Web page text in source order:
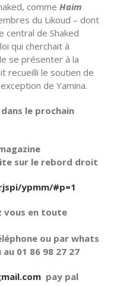
comme Haim
du Likoud – dont
central de Shaked
qui cherchait à
se présenter à la
recueilli le soutien de
de Yamina.
le prochain
sur le rebord droit
ypmm/#p=1
vous en toute
ou par whats
01 86 98 27 27
pay pal